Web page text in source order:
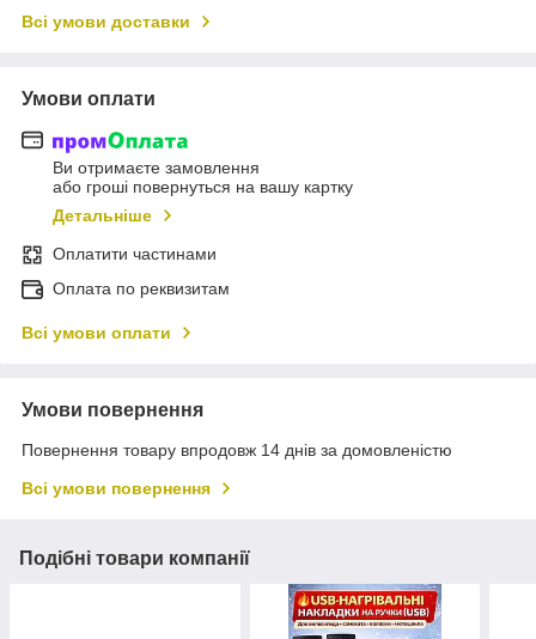
Всі умови доставки
Умови оплати
Ви отримаєте замовлення
або гроші повернуться на вашу картку
Детальніше
Оплатити частинами
Оплата по реквизитам
Всі умови оплати
Умови повернення
Повернення товару впродовж 14 днів за домовленістю
Всі умови повернення
Подібні товари компанії